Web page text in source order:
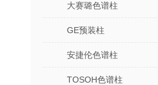
大赛璐色谱柱
GE预装柱
安捷伦色谱柱
TOSOH色谱柱